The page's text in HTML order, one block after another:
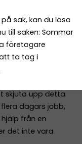
sak, kan du läsa
till saken: Sommar
företagare
ta tag i
skjuta upp detta.
dagars jobb,
från en
det inte vara.